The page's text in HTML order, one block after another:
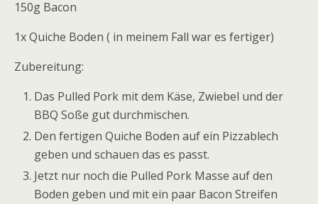
150g Bacon
1x Quiche Boden ( in meinem Fall war es fertiger)
Zubereitung:
Das Pulled Pork mit dem Käse, Zwiebel und der
BBQ Soße gut durchmischen.
Den fertigen Quiche Boden auf ein Pizzablech
geben und schauen das es passt.
Jetzt nur noch die Pulled Pork Masse auf den
Boden geben und mit ein paar Bacon Streifen